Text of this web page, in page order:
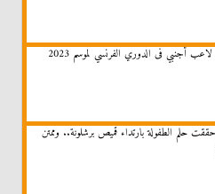
أجنبي فى الدوري الفرنسي لموسم 2023
حلم الطفولة بارتداء قميص برشلونة.. وممتن